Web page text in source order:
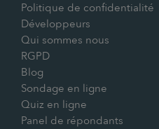
Politique de confidentialité
Développeurs
Qui sommes nous
RGPD
Blog
Sondage en ligne
Quiz en ligne
Panel de répondants